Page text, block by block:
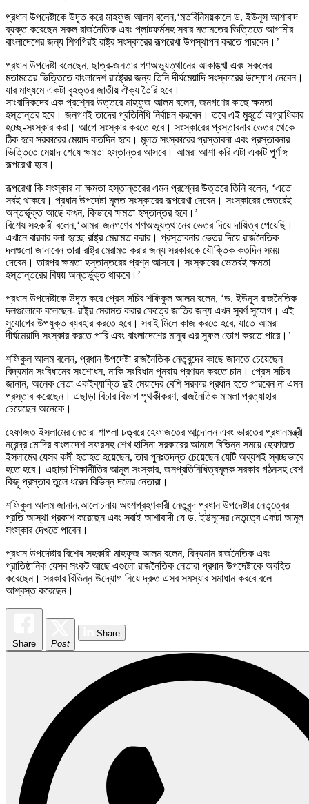
প্রধান উপদেষ্টাকে উদৃত করে মাহফুজ আলম বলেন,‘মতবিনিময়কালে ড. ইউনূস আশাবাদ
ব্যক্ত করেছেন সকল রাজনৈতিক এবং প্লাটফর্মসহ সবার মতামতের ভিত্তিতে আগামীর
বাংলাদেশের জন্য শিগগিরই রাষ্ট্র সংস্কারের রূপরেখা উপস্থাপন করতে পারবেন।’
প্রধান উপদেষ্টা বলেছেন, ছাত্র-জনতার গণঅভ্যুত্থানের আকাঙ্খা এবং সকলের
মতামতের ভিত্তিতে বাংলাদেশ রাষ্ট্রের জন্য তিনি দীর্ঘমেয়াদি সংস্কারের উদ্যোগ নেবেন।
যার মাধ্যমে একটা বৃহত্তর জাতীয় ঐক্য তৈরি হবে।
সাংবাদিকদের এক প্রশ্নের উত্তরে মাহফুজ আলম বলেন, জনগণের কাছে ক্ষমতা
হস্তান্তর হবে। জনগণই তাদের প্রতিনিধি নির্বাচন করবেন। তবে এই মুহূর্তে অগ্রাধিকার
হচ্ছে-সংস্কার করা। আগে সংস্কার করতে হবে। সংস্কারের প্রস্তাবনার ভেতর থেকে
ঠিক হবে সরকারের মেয়াদ কতদিন হবে। মূলত সংস্কারের প্রস্তাবনা এবং প্রস্তাবনার
ভিত্তিতে মেয়াদ শেষে ক্ষমতা হস্তান্তর আসবে। আমরা আশা করি এটা একটি পূর্ণাঙ্গ
রূপরেখা হবে।
রূপরেখা কি সংস্কার না ক্ষমতা হস্তান্তরের এমন প্রশ্নের উত্তরে তিনি বলেন, ‘এতে
সবই থাকবে। প্রধান উপদেষ্টা মূলত সংস্কারের রূপরেখা দেবেন। সংস্কারের ভেতরেই
অন্তর্ভূক্ত আছে কখন, কিভাবে ক্ষমতা হস্তান্তর হবে।’
বিশেষ সহকারী বলেন,‘আমরা জনগণের গণঅভ্যুত্থানের ভেতর দিয়ে দায়িত্ব পেয়েছি।
এখানে বারবার বলা হচ্ছে রাষ্ট্র মেরামত করার। প্রস্তাবনার ভেতর দিয়ে রাজনৈতিক
দলগুলো জানাবেন তারা রাষ্ট্র মেরামত করার জন্য সরকারকে যৌক্তিক কতদিন সময়
দেবেন। তারপর ক্ষমতা হস্তান্তরের প্রশ্ন আসবে। সংস্কারের ভেতরই ক্ষমতা
হস্তান্তরের বিষয় অন্তর্ভুক্ত থাকবে।’
প্রধান উপদেষ্টাকে উদৃত করে প্রেস সচিব শফিকুল আলম বলেন, ‘ড. ইউনূস রাজনৈতিক
দলগুলোকে বলেছেন- রাষ্ট্র মেরামত করার ক্ষেত্রে জাতির জন্য এখন সুবর্ণ সুযোগ। এই
সুযোগের উপযুক্ত ব্যবহার করতে হবে। সবাই মিলে কাজ করতে হবে, যাতে আমরা
দীর্ঘমেয়াদি সংস্কার করতে পারি এবং বাংলাদেশের মানুষ এর সুফল ভোগ করতে পারে।’
শফিকুল আলম বলেন, প্রধান উপদেষ্টা রাজনৈতিক নেতৃবৃন্দের কাছে জানতে চেয়েছেন
বিদ্যমান সংবিধানের সংশোধন, নাকি সংবিধান পুনরায় প্রণয়ন করতে চান। প্রেস সচিব
জানান, অনেক নেতা একইব্যাক্তি দুই মেয়াদের বেশি সরকার প্রধান হতে পারবেন না এমন
প্রস্তাব করেছেন। এছাড়া বিচার বিভাগ পৃথকীকরণ, রাজনৈতিক মামলা প্রত্যাহার
চেয়েছেন অনেকে।
হেফাজত ইসলামের নেতারা শাপলা চত্ত্বরে হেফাজতের আন্দোলন এবং ভারতের প্রধানমন্ত্রী
নরেন্দ্র মোদির বাংলাদেশ সফরসহ শেখ হাসিনা সরকারের আমলে বিভিন্ন সময়ে হেফাজত
ইসলামের যেসব কর্মী হতাহত হয়েছেন, তার পুনঃতদন্ত চেয়েছেন যেটি অব্যশই স্বচ্ছভাবে
হতে হবে। এছাড়া শিক্ষানীতির আমূল সংস্কার, জনপ্রতিনিধিত্বমূলক সরকার গঠনসহ বেশ
কিছু প্রস্তাব তুলে ধরেন বিভিন্ন দলের নেতারা।
শফিকুল আলম জানান,আলোচনায় অংশগ্রহণকারী নেতৃবৃন্দ প্রধান উপদেষ্টার নেতৃত্বের
প্রতি আস্থা প্রকাশ করেছেন এবং সবাই আশাবাদী যে ড. ইউনূসের নেতৃত্বে একটা আমূল
সংস্কার দেখতে পাবেন।
প্রধান উপদেষ্টার বিশেষ সহকারী মাহফুজ আলম বলেন, বিদ্যমান রাজনৈতিক এবং
প্রাতিষ্ঠানিক যেসব সংকট আছে এগুলো রাজনৈতিক নেতারা প্রধান উপদেষ্টাকে অবহিত
করেছেন। সরকার বিভিন্ন উদ্যোগ নিয়ে দ্রুত এসব সমস্যার সমাধান করবে বলে
আশ্বস্ত করেছেন।
Share Post
Share